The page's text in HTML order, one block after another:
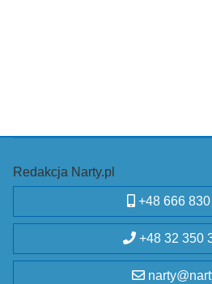
Redakcja Narty.pl
+48 666
+48 32 350